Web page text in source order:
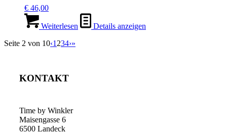
€ 46,00
Weiterlesen
Details anzeigen
Seite 2 von 10‹1 234›»
KONTAKT
Time by Winkler
Maisengasse 6
6500 Landeck